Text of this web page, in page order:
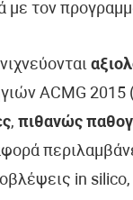
τον
ACMG
, πιθανώς
in silico,